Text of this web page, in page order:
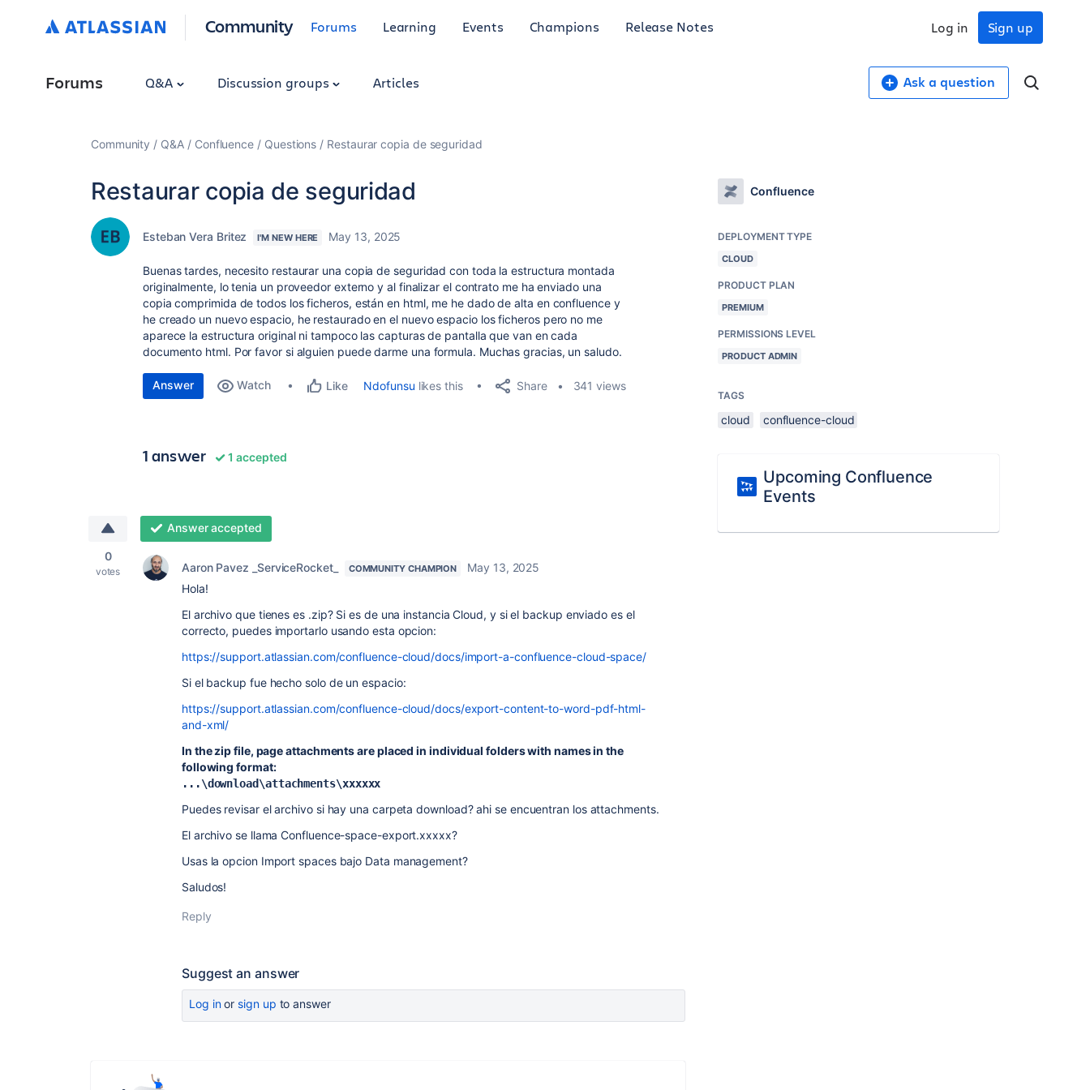
Community Forums Learning Events Champions Release Notes Sign up
Log in
Forums Q&A Discussion groups Articles Ask a question
Community Q&A Confluence Questions Restaurar copia de seguridad
Restaurar copia de seguridad
Esteban Vera Britez I'M NEW HERE May 13, 2025
Buenas tardes, necesito restaurar una copia de seguridad con toda la estructura montada
originalmente, lo tenia un proveedor externo y al finalizar el contrato me ha enviado una
copia comprimida de todos los ficheros, están en html, me he dado de alta en confluence y
he creado un nuevo espacio, he restaurado en el nuevo espacio los ficheros pero no me
aparece la estructura original ni tampoco las capturas de pantalla que van en cada
documento html. Por favor si alguien puede darme una formula. Muchas gracias, un saludo.
Answer Watch Like Ndofunsu likes this Share 341 views
1 answer 1 accepted
0
votes
Answer accepted
Aaron Pavez _ServiceRocket_ COMMUNITY CHAMPION
May 13, 2025
Hola!
El archivo que tienes es .zip? Si es de una instancia Cloud, y si el backup enviado es el
correcto, puedes importarlo usando esta opcion:
https://support.atlassian.com/confluence-cloud/docs/import-a-confluence-cloud-space/
Si el backup fue hecho solo de un espacio:
https://support.atlassian.com/confluence-cloud/docs/export-content-to-word-pdf-html-
and-xml/
In the zip file, page attachments are placed in individual folders with names in the
following format:
...\download\attachments\xxxxxx
Puedes revisar el archivo si hay una carpeta download? ahi se encuentran los attachments.
El archivo se llama Confluence-space-export.xxxxx?
Usas la opcion Import spaces bajo Data management?
Saludos!
Reply
Suggest an answer
Log inor sign up to answer
Confluence
DEPLOYMENT TYPE
CLOUD
PRODUCT PLAN
PREMIUM
PERMISSIONS LEVEL
PRODUCT ADMIN
TAGS
cloud confluence-cloud
Upcoming Confluence
Events